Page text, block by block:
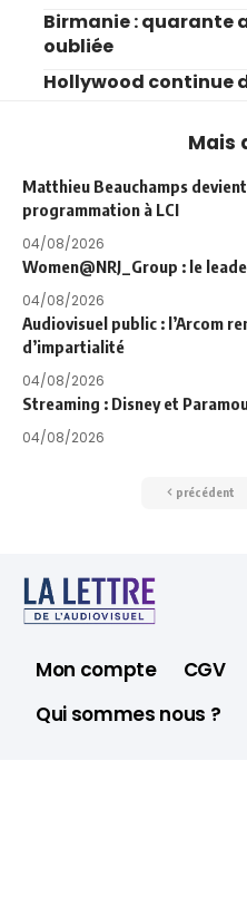
Birmanie : quarante
oubliée
Hollywood continue
Mais
Matthieu Beauchamps
programmation à LCI
04/08/2026
Women@NRJ_Group : le
04/08/2026
Audiovisuel public : l’Arcom
d’impartialité
04/08/2026
Streaming : Disney et
04/08/2026
précédent
Mon compte CGV
Qui sommes nous ?